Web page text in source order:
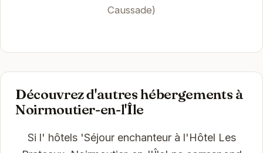
Caussade)
Découvrez d'autres hébergements à
Noirmoutier-en-l'Île
Si l' hôtels 'Séjour enchanteur à l'Hôtel Les